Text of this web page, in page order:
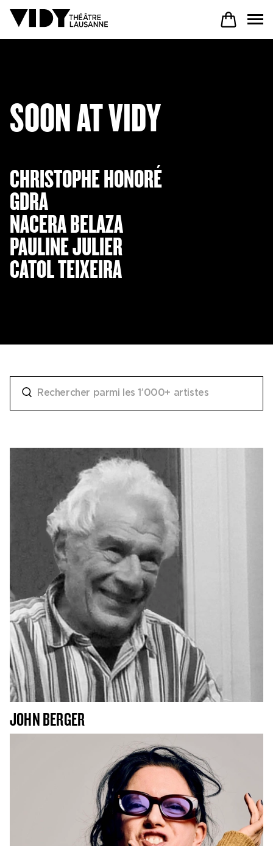
PARTICIPATE
COME TO VIDY
The Theatre
Productions
SOON AT VIDY
CHRISTOPHE HONORÉ
GDRA
NACERA BELAZA
PAULINE JULIER
CATOL TEIXEIRA
JOHN BERGER